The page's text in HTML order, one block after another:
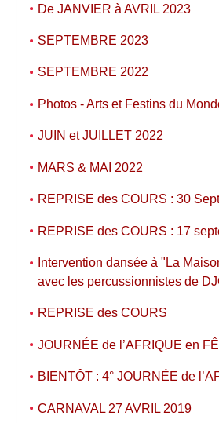
De JANVIER à AVRIL 2023
SEPTEMBRE 2023
SEPTEMBRE 2022
Photos - Arts et Festins du
JUIN et JUILLET 2022
MARS & MAI 2022
REPRISE des COURS : 30
REPRISE des COURS : 17
Intervention dansée à "La
avec les percussionnistes de
REPRISE des COURS
JOURNÉE de l’AFRIQUE en
BIENTÔT : 4° JOURNÉE de
CARNAVAL 27 AVRIL 2019